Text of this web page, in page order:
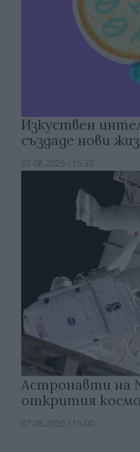
Изкуствен
създаде нови
07.08.2026 / 15:30
Астронавти на
открития
07.08.2026 / 15:00